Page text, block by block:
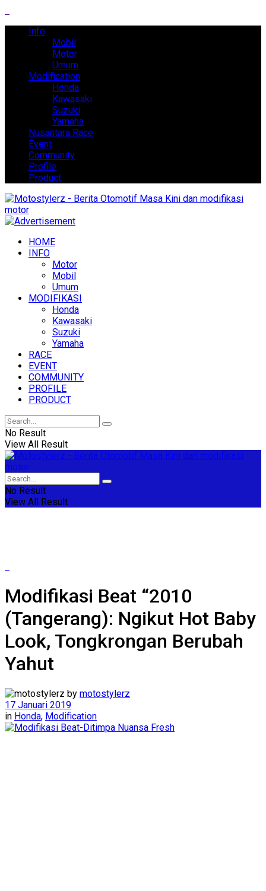
Info
Mobil
Motor
Umum
Modification
Honda
Kawasaki
Suzuki
Yamaha
Nusantara Race
Event
Community
Profile
Product
HOME
INFO
Motor
Mobil
Umum
MODIFIKASI
Honda
Kawasaki
Suzuki
Yamaha
RACE
EVENT
COMMUNITY
PROFILE
PRODUCT
No Result
View All Result
No Result
View All Result
Modifikasi Beat “2010
(Tangerang): Ngikut Hot Baby
Look, Tongkrongan Berubah
Yahut
by motostylerz
17 Januari 2019
in Honda, Modification